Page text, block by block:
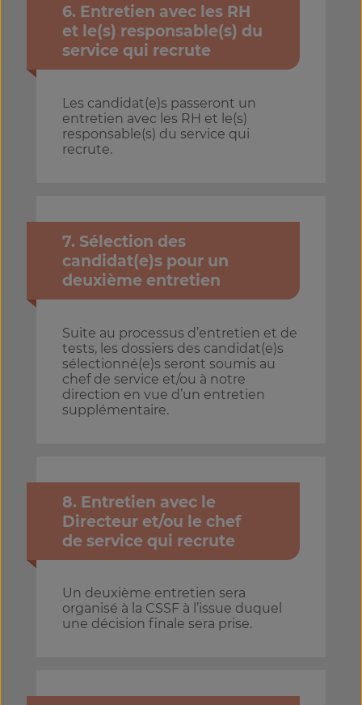
6. Entretien avec les RH
et le(s) responsable(s) du
service qui recrute
Les candidat(e)s passeront un
entretien avec les RH et le(s)
responsable(s) du service qui
recrute.
7. Sélection des
candidat(e)s pour un
deuxième entretien
Suite au processus d’entretien et de
tests, les dossiers des candidat(e)s
sélectionné(e)s seront soumis au
chef de service et/ou à notre
direction en vue d’un entretien
supplémentaire.
8. Entretien avec le
Directeur et/ou le chef
de service qui recrute
Un deuxième entretien sera
organisé à la CSSF à l’issue duquel
une décision finale sera prise.